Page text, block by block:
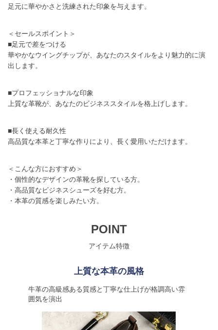
足元に華やかさと洗練された印象を与えます。
＜セールスポイント＞
■足元で差をつける
華やかなウイングチップが、あなたのスタイルをより魅力的に演
出します。
■プロフェッショナルな印象
上質な革靴が、あなたのビジネススタイルを格上げします。
■長く使える耐久性
高品質な本革と丁寧な作りにより、長く愛用いただけます。
＜こんな方におすすめ＞
・個性的なデザインの革靴を探している方。
・高品質なビジネスシューズを好む方。
・本革の質感を楽しみたい方。
POINT
アイテム特徴
上質な本革の風格
牛革の高級感ある質感と丁寧な仕上げが格調高い雰
囲気を演出